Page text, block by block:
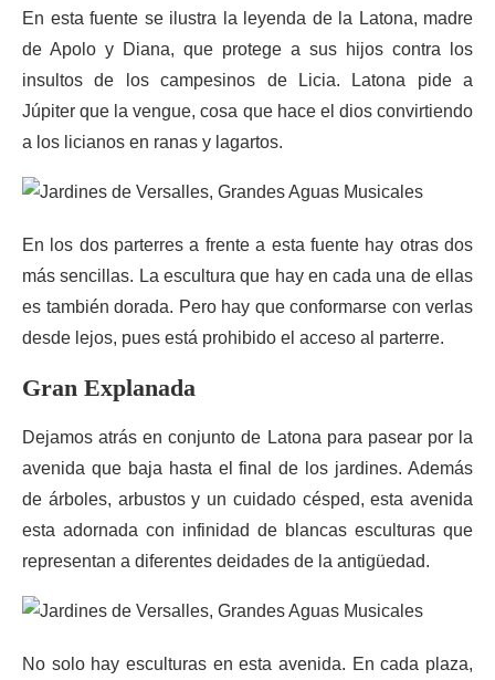
En esta fuente se ilustra la leyenda de la Latona, madre
de Apolo y Diana, que protege a sus hijos contra los
insultos de los campesinos de Licia. Latona pide a
Júpiter que la vengue, cosa que hace el dios convirtiendo
a los licianos en ranas y lagartos.
En los dos parterres a frente a esta fuente hay otras dos
más sencillas. La escultura que hay en cada una de ellas
es también dorada. Pero hay que conformarse con verlas
desde lejos, pues está prohibido el acceso al parterre.
Gran Explanada
Dejamos atrás en conjunto de Latona para pasear por la
avenida que baja hasta el final de los jardines. Además
de árboles, arbustos y un cuidado césped, esta avenida
esta adornada con infinidad de blancas esculturas que
representan a diferentes deidades de la antigüedad.
No solo hay esculturas en esta avenida. En cada plaza,